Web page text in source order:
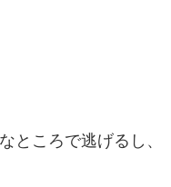
ところで逃げるし、